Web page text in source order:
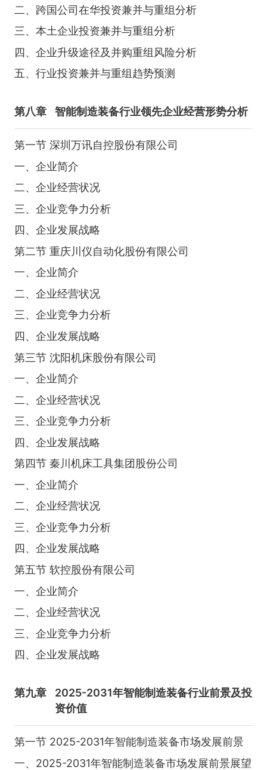
二、跨国公司在华投资兼并与重组分析
三、本土企业投资兼并与重组分析
四、企业升级途径及并购重组风险分析
五、行业投资兼并与重组趋势预测
第八章 智能制造装备行业领先企业经营形势分析
第一节 深圳万讯自控股份有限公司
一、企业简介
二、企业经营状况
三、企业竞争力分析
四、企业发展战略
第二节 重庆川仪自动化股份有限公司
一、企业简介
二、企业经营状况
三、企业竞争力分析
四、企业发展战略
第三节 沈阳机床股份有限公司
一、企业简介
二、企业经营状况
三、企业竞争力分析
四、企业发展战略
第四节 秦川机床工具集团股份公司
一、企业简介
二、企业经营状况
三、企业竞争力分析
四、企业发展战略
第五节 软控股份有限公司
一、企业简介
二、企业经营状况
三、企业竞争力分析
四、企业发展战略
第九章
2025-2031年智能制造装备行业前景及投
资价值
第一节 2025-2031年智能制造装备市场发展前景
一、2025-2031年智能制造装备市场发展前景展望